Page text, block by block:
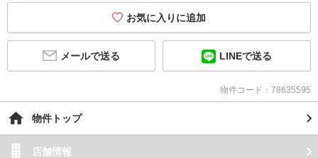
お気に入りに追加
メールで送る LINEで送る
物件コード：78635595
物件トップ
店舗情報